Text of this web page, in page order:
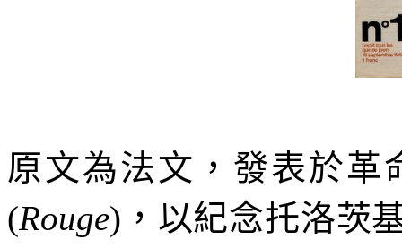
原文為法文，發表於革
(Rouge) ，以紀念托洛茨